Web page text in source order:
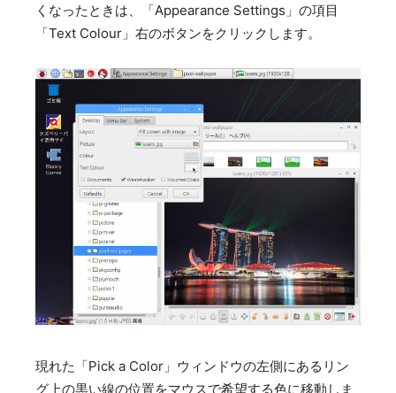
くなったときは、「Appearance Settings」の項目
「Text Colour」右のボタンをクリックします。
現れた「Pick a Color」ウィンドウの左側にあるリン
グ上の黒い線の位置をマウスで希望する色に移動しま